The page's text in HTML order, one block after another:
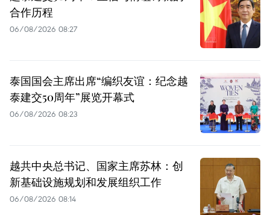
合作历程
06/08/2026 08:27
泰国国会主席出席“编织友谊：纪念越
泰建交50周年”展览开幕式
06/08/2026 08:23
越共中央总书记、国家主席苏林：创
新基础设施规划和发展组织工作
06/08/2026 08:14